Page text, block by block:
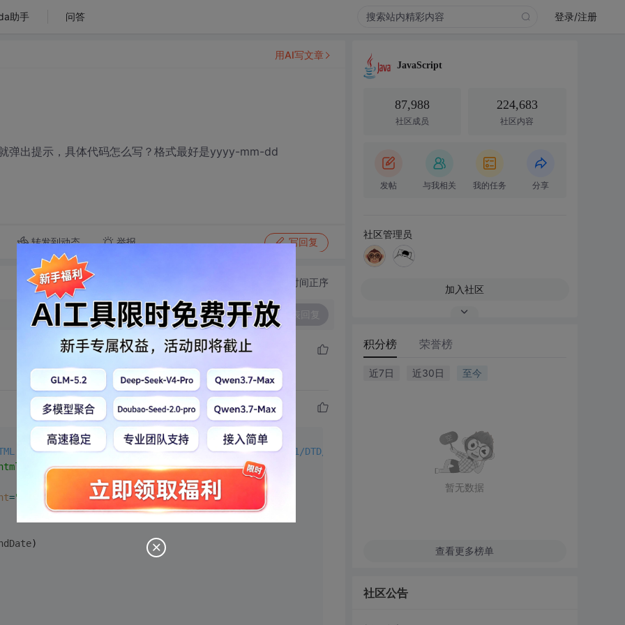
助手 问答 登录/注册
弹出提示，具体代码怎么写？格式最好是yyyy-mm-dd
转发到动态 举报 写回复
用AI写文章
切换为时间正序
1.0 Transitional//EN" "http://www.w3.org/TR/xhtml1/DTD/xhtml1-transitional.dtd">
="text/html; charset=gb2312" />
)
JavaScript
87,988
社区成员
224,683
社区内容
发帖 与我相关 我的任务 分享
社区管理员
加入社区
积分榜 荣誉榜
近7日 近30日 至今
暂无数据
查看更多榜单
社区公告